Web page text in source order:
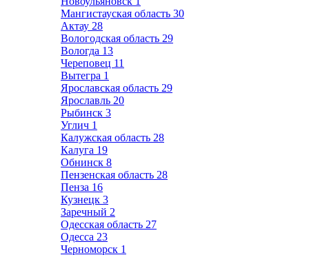
Мангистауская область 30
Актау 28
Вологодская область 29
Вологда 13
Череповец 11
Вытегра 1
Ярославская область 29
Ярославль 20
Рыбинск 3
Углич 1
Калужская область 28
Калуга 19
Обнинск 8
Пензенская область 28
Пенза 16
Кузнецк 3
Заречный 2
Одесская область 27
Одесса 23
Черноморск 1